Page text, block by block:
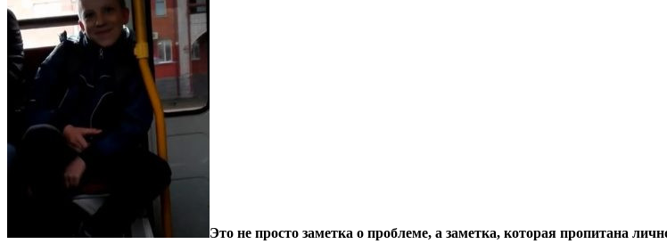
Это не просто заметка о проблеме, а заметка, которая пропитана